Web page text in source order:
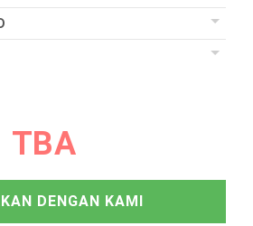
TBA
DENGAN KAMI